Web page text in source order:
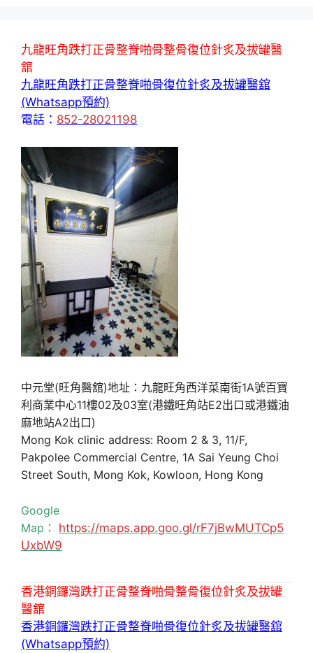
九龍旺角跌打正骨整脊啪骨整骨復位針炙及拔罐醫
舘
九龍旺角跌打正骨整脊啪骨復位針炙及拔罐醫舘
(Whatsapp預約)
電話： 852-28021198
中元堂(旺角醫舘)地址：九龍旺角西洋菜南街1A號百寶
利商業中心11樓02及03室(港鐵旺角站E2出口或港鐵油
麻地站A2出口)
Mong Kok clinic address: Room 2 & 3, 11/F,
Pakpolee Commercial Centre, 1A Sai Yeung Choi
Street South, Mong Kok, Kowloon, Hong Kong
Google
Map： https://maps.app.goo.gl/rF7jBwMUTCp5
UxbW9
香港銅鑼灣跌打正骨整脊啪骨整骨復位針炙及拔罐
醫舘
香港銅鑼灣跌打正骨整脊啪骨復位針炙及拔罐醫舘
(Whatsapp預約)